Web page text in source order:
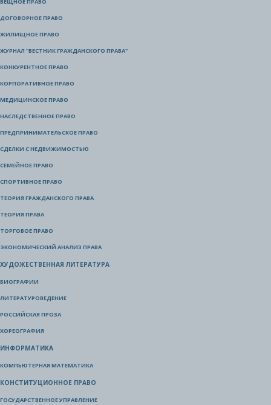
ВЕЩНОЕ ПРАВО
ДОГОВОРНОЕ ПРАВО
ЖИЛИЩНОЕ ПРАВО
ЖУРНАЛ "ВЕСТНИК ГРАЖДАНСКОГО ПРАВА"
КОНКУРЕНТНОЕ ПРАВО
КОРПОРАТИВНОЕ ПРАВО
МЕДИЦИНСКОЕ ПРАВО
НАСЛЕДСТВЕННОЕ ПРАВО
ПРЕДПРИНИМАТЕЛЬСКОЕ ПРАВО
СДЕЛКИ С НЕДВИЖИМОСТЬЮ
СЕМЕЙНОЕ ПРАВО
СПОРТИВНОЕ ПРАВО
ТЕОРИЯ ГРАЖДАНСКОГО ПРАВА
ТЕОРИЯ ПРАВА
ТОРГОВОЕ ПРАВО
ЭКОНОМИЧЕСКИЙ АНАЛИЗ ПРАВА
ХУДОЖЕСТВЕННАЯ ЛИТЕРАТУРА
БИОГРАФИИ
ЛИТЕРАТУРОВЕДЕНИЕ
РОССИЙСКАЯ ПРОЗА
ХОРЕОГРАФИЯ
ИНФОРМАТИКА
КОМПЬЮТЕРНАЯ МАТЕМАТИКА
КОНСТИТУЦИОННОЕ ПРАВО
ГОСУДАРСТВЕННОЕ УПРАВЛЕНИЕ